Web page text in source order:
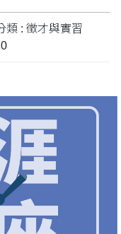
類 : 徵才與實習